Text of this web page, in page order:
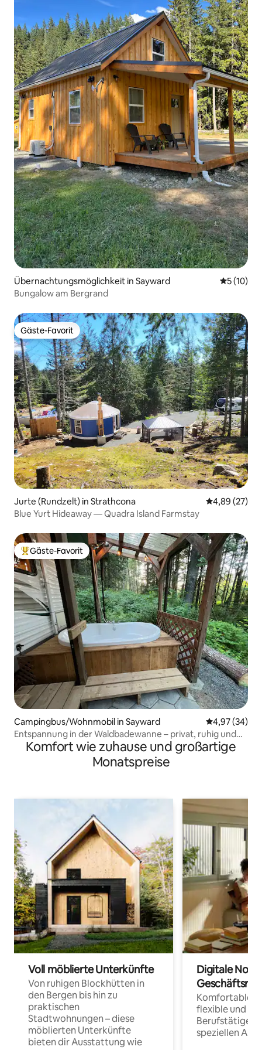
Übernachtungsmöglichkeit in Sayward
5 (10)
Bungalow am Bergrand
Gäste-Favorit
Gäste-Favorit
Jurte (Rundzelt) in Strathcona
4,89 (27)
Blue Yurt Hideaway — Quadra Island Farmstay
Beliebter Gäste-Favorit.
Gäste-Favorit
Campingbus/Wohnmobil in Sayward
4,97 (34)
Entspannung in der Waldbadewanne – privat, ruhig und
wildKomfort wie zuhause und großartige
Monatspreise
Voll möblierte Unterkünfte
Von ruhigen Blockhütten in
den Bergen bis hin zu
praktischen
Stadtwohnungen – diese
möblierten Unterkünfte
bieten dir Ausstattung wie
Digitale
Komfortable
flexible und
Berufstätige
speziellen